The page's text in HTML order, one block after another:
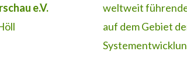
e.V.
weltweit
auf dem Gebiet